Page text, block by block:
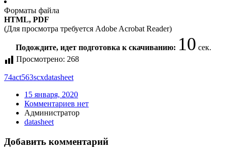
Форматы файла
HTML, PDF
(Для просмотра требуется Adobe Acrobat Reader)
Подождите, идет подготовка к скачиванию: 10 сек.
Просмотрено: 268
74act563scxdatasheet
15 января, 2020
Комментариев нет
Администратор
datasheet
Добавить комментарий